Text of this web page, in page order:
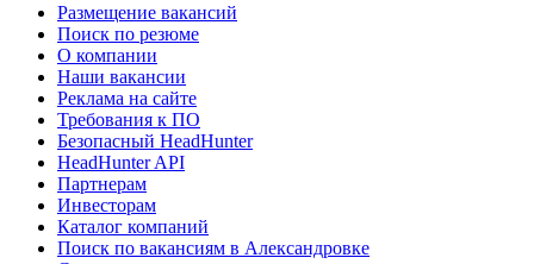
Размещение вакансий
Поиск по резюме
О компании
Наши вакансии
Реклама на сайте
Требования к ПО
Безопасный HeadHunter
HeadHunter API
Партнерам
Инвесторам
Каталог компаний
Поиск по вакансиям в Александровке